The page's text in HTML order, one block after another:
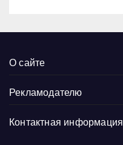
О сайте
Рекламодателю
Контактная информация